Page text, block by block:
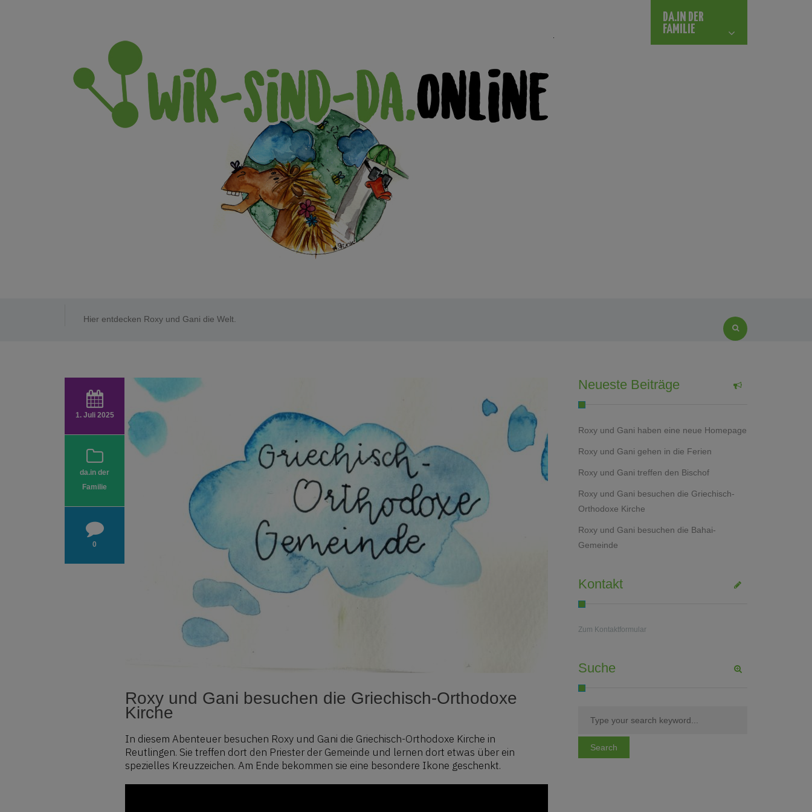
DA.IN DER
FAMILIE
Hier entdecken Roxy und Gani die Welt.
1. Juli 2025
da.in der
Familie
0
Roxy und Gani besuchen die Griechisch-Orthodoxe
Kirche
In diesem Abenteuer besuchen Roxy und Gani die Griechisch-Orthodoxe Kirche in
Reutlingen. Sie treffen dort den Priester der Gemeinde und lernen dort etwas über ein
spezielles Kreuzzeichen. Am Ende bekommen sie eine besondere Ikone geschenkt.
Neueste Beiträge
Roxy und Gani haben eine neue Homepage
Roxy und Gani gehen in die Ferien
Roxy und Gani treffen den Bischof
Roxy und Gani besuchen die Griechisch-
Orthodoxe Kirche
Roxy und Gani besuchen die Bahai-
Gemeinde
Kontakt
Zum Kontaktformular
Suche